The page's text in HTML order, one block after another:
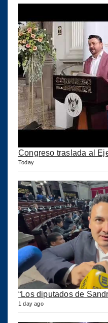
Today
1 day ago